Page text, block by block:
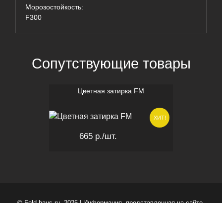
Морозостойкость:
F300
Сопутствующие товары
Цветная затирка FM
665 р./шт.
ХИТ!